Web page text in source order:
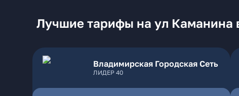
Лучшие тарифы на ул Каманина
Владимирская Городская Сеть
ЛИДЕР 40